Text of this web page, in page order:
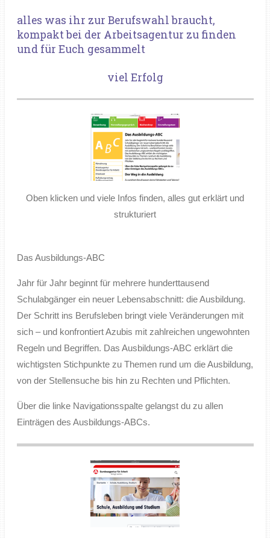
alles was ihr zur Berufswahl braucht,
kompakt bei der Arbeitsagentur zu finden
und für Euch gesammelt
viel Erfolg
Oben klicken und viele Infos finden, alles gut erklärt und
strukturiert
Das Ausbildungs-ABC
Jahr für Jahr beginnt für mehrere hunderttausend
Schulabgänger ein neuer Lebensabschnitt: die Ausbildung.
Der Schritt ins Berufsleben bringt viele Veränderungen mit
sich – und konfrontiert Azubis mit zahlreichen ungewohnten
Regeln und Begriffen. Das Ausbildungs-ABC erklärt die
wichtigsten Stichpunkte zu Themen rund um die Ausbildung,
von der Stellensuche bis hin zu Rechten und Pflichten.
Über die linke Navigationsspalte gelangst du zu allen
Einträgen des Ausbildungs-ABCs.